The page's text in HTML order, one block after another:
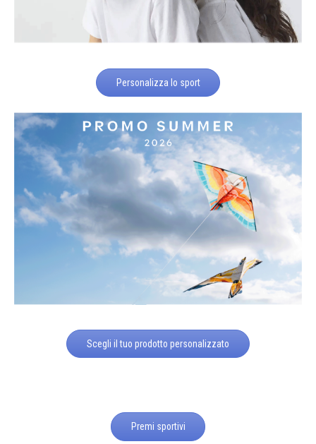
Personalizza lo sport
Scegli il tuo prodotto personalizzato
Premi sportivi